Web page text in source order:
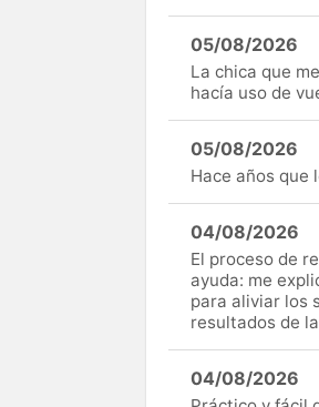
05/08/2026
La chica que
hacía uso de
05/08/2026
Hace años que
04/08/2026
El proceso de
ayuda: me
para aliviar los
resultados de
04/08/2026